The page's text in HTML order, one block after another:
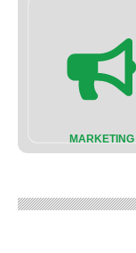
MARKETING